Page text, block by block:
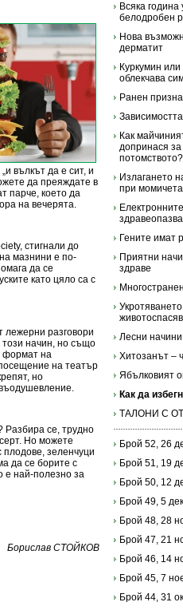
вълкът да е сит, и
да преяждате в
парче, което да
на вечерята.
стигнали до
мазнини е по-
да се
като цяло са с
лежерни разговори
този начин, но също
формат на
на театър
но
Разбира се, трудно
Но можете
зеленчуци
да се борите с
е най-полезно за
Борислав СТОЙКОВ
Всяка
белодробен
Нова
дерматит
Куркумин
облекчава
Ранен
Как
допринася
потомството?
Излагането
при
Гените имат
Приятни
здраве
Лесни начини
Хитозанът –
Ябълковият
Как да
ТАЛОНИ С
Брой 52, 26
Брой 51, 19
Брой 50, 12
Брой 49, 5
Брой 48, 28
Брой 47, 21
Брой 46, 14
Брой 45, 7
Брой 44, 31